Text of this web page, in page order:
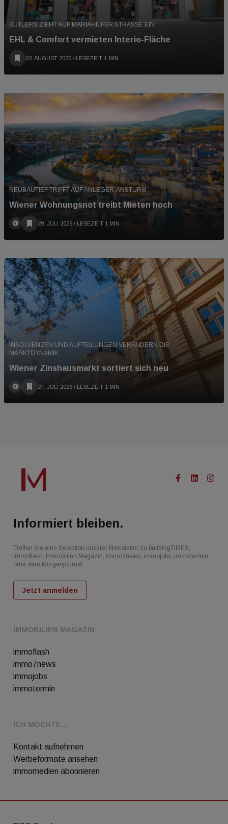
BUTLERS ZIEHT AUF MARIAHILFER STRASSE EIN
EHL & Comfort vermieten Interio-Fläche
03. AUGUST 2026 / LESEZEIT 1 MIN
NEUBAUTIEF TRIFFT AUF ANLEGER-ANSTURM
Wiener Wohnungsnot treibt Mieten hoch
29. JULI 2026 / LESEZEIT 1 MIN
INSOLVENZEN UND AUFTEILUNGEN VERÄNDERN DIE
MARKTDYNAMIK
Wiener Zinshausmarkt sortiert sich neu
27. JULI 2026 / LESEZEIT 1 MIN
IMMOBILIEN MAGAZIN
immoflash
immo7news
immojobs
immotermin
ICH MÖCHTE...
Kontakt aufnehmen
Werbeformate ansehen
immomedien abonnieren
Informiert bleiben.
Treffen Sie eine Selektion unserer Newsletter zu buildingTIMES,
immoflash, Immobilien Magazin, immo7news, immojobs, immotermin
oder dem Morgenjournal
Jetzt anmelden